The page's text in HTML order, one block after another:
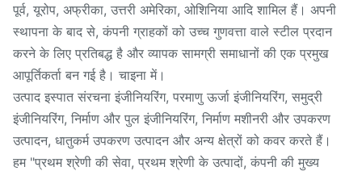
पूर्व, यूरोप, अफ्रीका, उत्तरी अमेरिका, ओशिनिया आदि शामिल हैं। अपनी
स्थापना के बाद से, कंपनी ग्राहकों को उच्च गुणवत्ता वाले स्टील प्रदान
करने के लिए प्रतिबद्ध है और व्यापक सामग्री समाधानों की एक प्रमुख
आपूर्तिकर्ता बन गई है। चाइना में।
उत्पाद इस्पात संरचना इंजीनियरिंग, परमाणु ऊर्जा इंजीनियरिंग, समुद्री
इंजीनियरिंग, निर्माण और पुल इंजीनियरिंग, निर्माण मशीनरी और उपकरण
उत्पादन, धातुकर्म उपकरण उत्पादन और अन्य क्षेत्रों को कवर करते हैं।
हम "प्रथम श्रेणी की सेवा, प्रथम श्रेणी के उत्पादों, कंपनी की मुख्य